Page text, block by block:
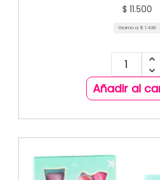
$ 11.500
Gramo a: $ 1.438
Añadir al